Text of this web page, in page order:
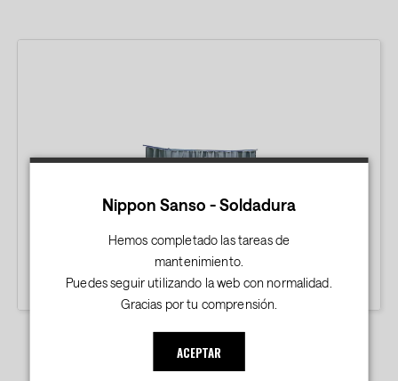
PROTECCIÓN Y ORGANIZACIÓN DEL
TALLER
Nippon Sanso - Soldadura
Hemos completado las tareas de
mantenimiento.
Puedes seguir utilizando la web con normalidad.
Gracias por tu comprensión.
ACEPTAR